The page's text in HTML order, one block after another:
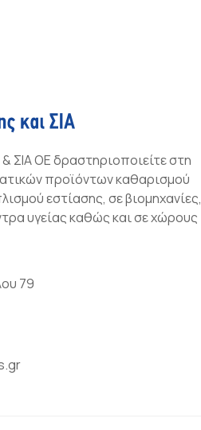
ΣΙΑ ΟΕ δραστηριοποιείτε στη
προϊόντων καθαρισμού
εστίασης, σε βιομηχανίες,
υγείας καθώς και σε χώρους
79